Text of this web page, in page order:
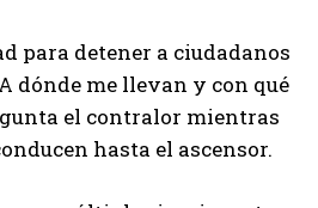
para detener a ciudadanos
dónde me llevan y con qué
el contralor mientras
hasta el ascensor.